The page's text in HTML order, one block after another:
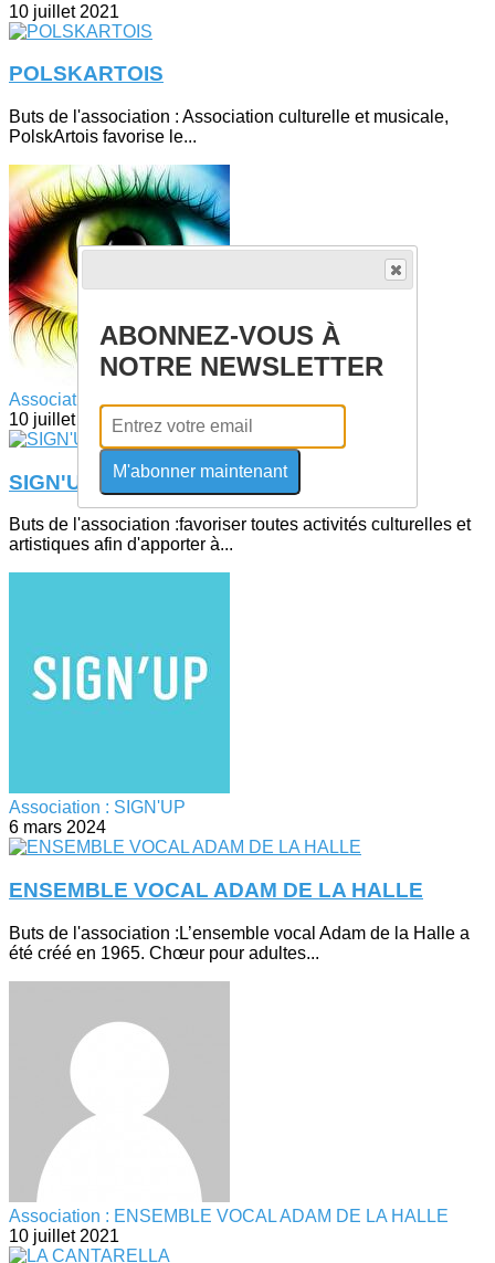
10 juillet 2021
POLSKARTOIS
Buts de l'association : Association culturelle et musicale,
PolskArtois favorise le...
Association : POLSKARTOIS
10 juillet 2021
SIGN'UP
Buts de l'association :favoriser toutes activités culturelles et
artistiques afin d'apporter à...
Association : SIGN'UP
6 mars 2024
ENSEMBLE VOCAL ADAM DE LA HALLE
Buts de l'association :L’ensemble vocal Adam de la Halle a
été créé en 1965. Chœur pour adultes...
Association : ENSEMBLE VOCAL ADAM DE LA HALLE
10 juillet 2021
ABONNEZ-VOUS À
NOTRE NEWSLETTER
M'abonner maintenant